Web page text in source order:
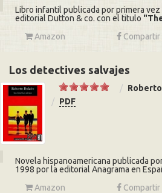
Libro infantil publicada por primera
editorial Dutton & co. con el titulo
Amazon
Compartir
Los detectives salvajes
PDF
Novela hispanoamericana publicada
1998 por la editorial Anagrama en
Amazon
Compartir